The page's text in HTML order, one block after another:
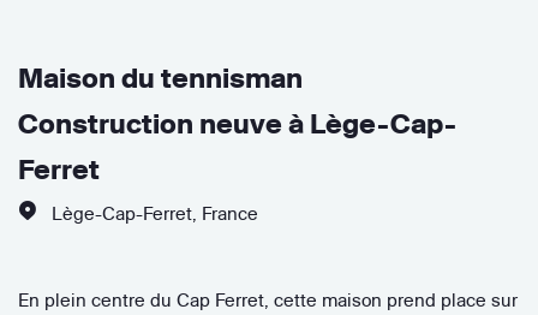
Maison du tennisman
Construction neuve à Lège-Cap-
Ferret
Lège-Cap-Ferret France
En plein centre du Cap Ferret, cette maison prend place sur